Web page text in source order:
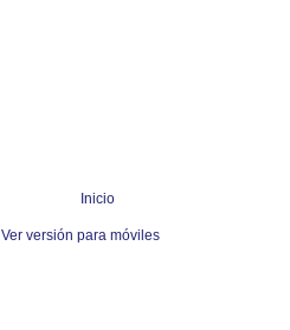
Inicio
Ver versión para móviles